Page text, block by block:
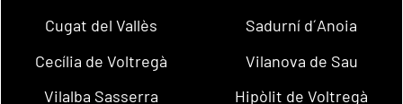
Cugat del Vallès
Sadurní d´Anoia
Cecília de Voltregà
Vilanova de Sau
Vilalba Sasserra
Hipòlit de Voltregà